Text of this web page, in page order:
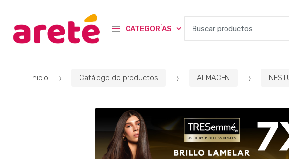
CATEGORÍAS
r
Inicio Catálogo de productos ALMACEN